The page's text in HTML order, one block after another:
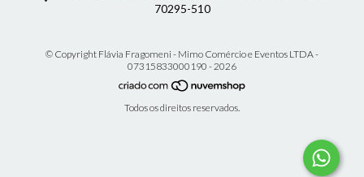
70295-510
© Copyright Flávia Fragomeni - Mimo Comércio e Eventos LTDA -
07315833000190 - 2026
Todos os direitos reservados.